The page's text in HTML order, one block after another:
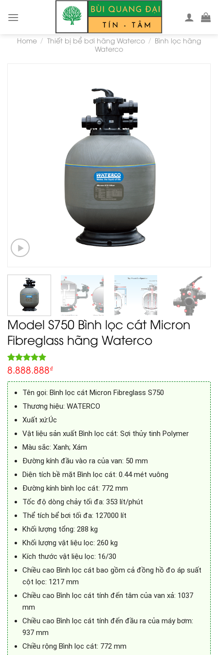
Home / Thiết bị bể bơi hãng Waterco / Bình lọc hãng
Waterco
Model S750 Bình lọc cát Micron
Fibreglass hãng Waterco
Rated5.00
out of 5
based on
1
customer
rating
8.888.888₫
Tên gọi: Bình lọc cát Micron Fibreglass S750
Thương hiệu: WATERCO
Xuất xứ:Úc
Vật liệu sản xuất Bình lọc cát: Sợi thủy tinh Polymer
Màu sắc: Xanh; Xám
Đường kính đầu vào ra của van: 50 mm
Diện tích bề mặt Bình lọc cát: 0.44 mét vuông
Đường kính bình lọc cát: 772 mm
Tốc độ dòng chảy tối đa: 353 lít/phút
Thể tích bể bơi tối đa: 127000 lít
Khối lượng tổng: 288 kg
Khối lượng vật liệu lọc: 260 kg
Kích thước vật liệu lọc: 16/30
Chiều cao Bình lọc cát bao gồm cả đồng hồ đo áp suất
cột lọc: 1217 mm
Chiều cao Bình lọc cát tính đến tâm của van xả: 1037
mm
Chiều cao Bình lọc cát tính đến đầu ra của máy bơm:
937 mm
Chiều rộng Bình lọc cát: 772 mm